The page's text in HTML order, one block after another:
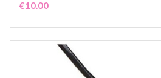
€10.00